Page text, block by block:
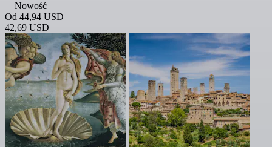
Nowość
Od 44,94 USD
42,69 USD